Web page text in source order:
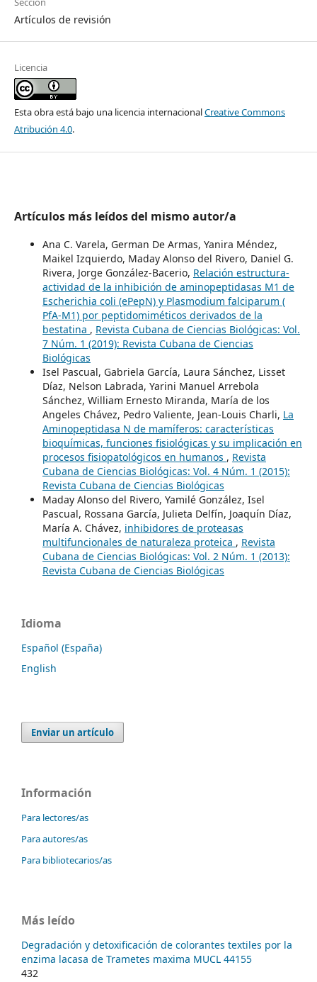
Artículos de revisión
Licencia
Esta obra está bajo una licencia internacionalCreative Commons
Atribución 4.0.
Artículos más leídos del mismo autor/a
Ana C. Varela, German De Armas, Yanira Méndez,
Maikel Izquierdo, Maday Alonso del Rivero, Daniel G.
Rivera, Jorge González-Bacerio, Relación estructura-
actividad de la inhibición de aminopeptidasas M1 de
Escherichia coli (ePepN) y Plasmodium falciparum (
PfA-M1) por peptidomiméticos derivados de la
bestatina , Revista Cubana de Ciencias Biológicas: Vol.
7 Núm. 1 (2019): Revista Cubana de Ciencias
Biológicas
Isel Pascual, Gabriela García, Laura Sánchez, Lisset
Díaz, Nelson Labrada, Yarini Manuel Arrebola
Sánchez, William Ernesto Miranda, María de los
Angeles Chávez, Pedro Valiente, Jean-Louis Charli, La
Aminopeptidasa N de mamíferos: características
bioquímicas, funciones fisiológicas y su implicación en
procesos fisiopatológicos en humanos , Revista
Cubana de Ciencias Biológicas: Vol. 4 Núm. 1 (2015):
Revista Cubana de Ciencias Biológicas
Maday Alonso del Rivero, Yamilé González, Isel
Pascual, Rossana García, Julieta Delfín, Joaquín Díaz,
María A. Chávez, inhibidores de proteasas
multifuncionales de naturaleza proteica , Revista
Cubana de Ciencias Biológicas: Vol. 2 Núm. 1 (2013):
Revista Cubana de Ciencias Biológicas
Idioma
Español (España)
English
Enviar un artículo
Información
Para lectores/as
Para autores/as
Para bibliotecarios/as
Más leído
Degradación y detoxificación de colorantes textiles por la
enzima lacasa de Trametes maxima MUCL 44155
432